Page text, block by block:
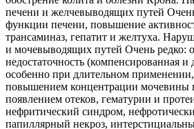
печени и желчевыводящих путей
функции печени, повышение
трансаминаз, гепатит и желтуха.
и мочевыводящих путей Очень редко:
недостаточность (компенсированная и
особенно при длительном
повышением концентрации мочевины
появлением отеков, гематурии и
нефритический синдром,
папиллярный некроз,